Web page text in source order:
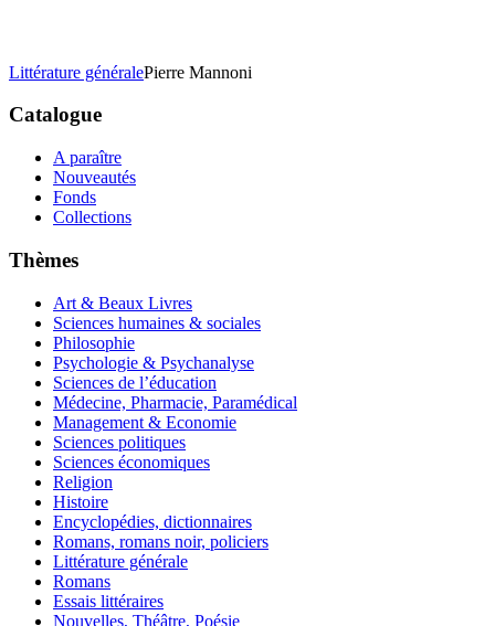
Littérature généralePierre Mannoni
Catalogue
A paraître
Nouveautés
Fonds
Collections
Thèmes
Art & Beaux Livres
Sciences humaines & sociales
Philosophie
Psychologie & Psychanalyse
Sciences de l’éducation
Médecine, Pharmacie, Paramédical
Management & Economie
Sciences politiques
Sciences économiques
Religion
Histoire
Encyclopédies, dictionnaires
Romans, romans noir, policiers
Littérature générale
Romans
Essais littéraires
Nouvelles, Théâtre, Poésie